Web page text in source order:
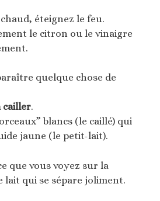
éteignez le feu.
le citron ou le vinaigre
quelque chose de
cailler.
blancs (le caillé) qui
jaune (le petit-lait).
que vous voyez sur la
lait qui se sépare joliment.